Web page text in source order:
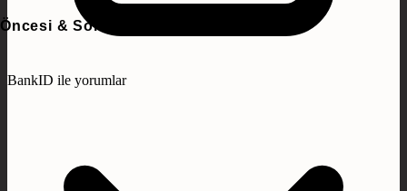
Öncesi & Sonrası
BankID ile yorumlar